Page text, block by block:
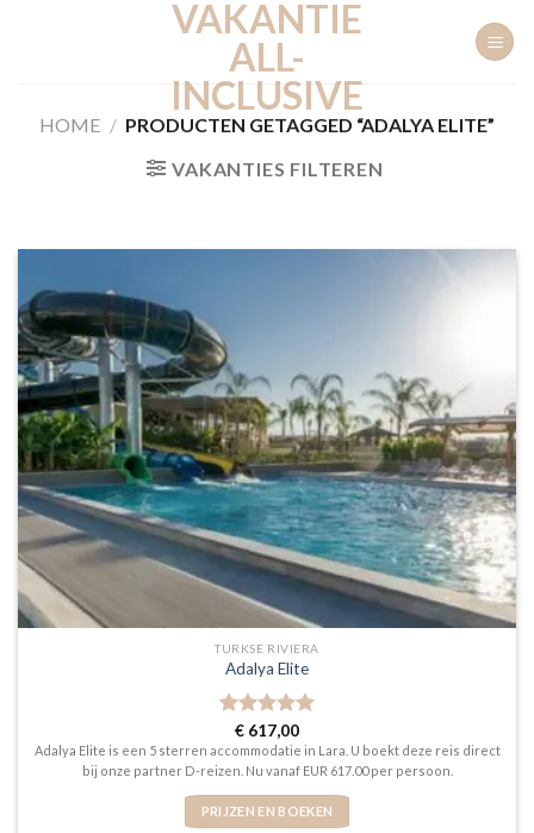
VAKANTIE
ALL-
INCLUSIVE
HOME / PRODUCTEN GETAGGED “ADALYA ELITE”
VAKANTIES FILTEREN
TURKSE RIVIERA
Adalya Elite
Gewaardeerd
5uit 5
€ 617,00
Adalya Elite is een 5 sterren accommodatie in Lara. U boekt deze reis direct
bij onze partner D-reizen. Nu vanaf EUR 617.00 per persoon.
PRIJZEN EN BOEKEN